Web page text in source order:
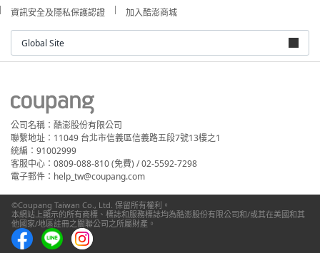
資訊安全及隱私保護認證
加入酷澎商城
Global Site
公司名稱：酷澎股份有限公司
聯繫地址：11049 台北市信義區信義路五段7號13樓之1
統編：91002999
客服中心：0809-088-810 (免費) / 02-5592-7298
電子郵件：help_tw@coupang.com
©Coupang Taiwan Co., Ltd. 保留所有權利。
本網站上顯示的所有商標、標誌和服務標誌均為酷澎股份有限公司和/或其在美國和其
他國家/地區註冊之關聯公司之所屬財產。